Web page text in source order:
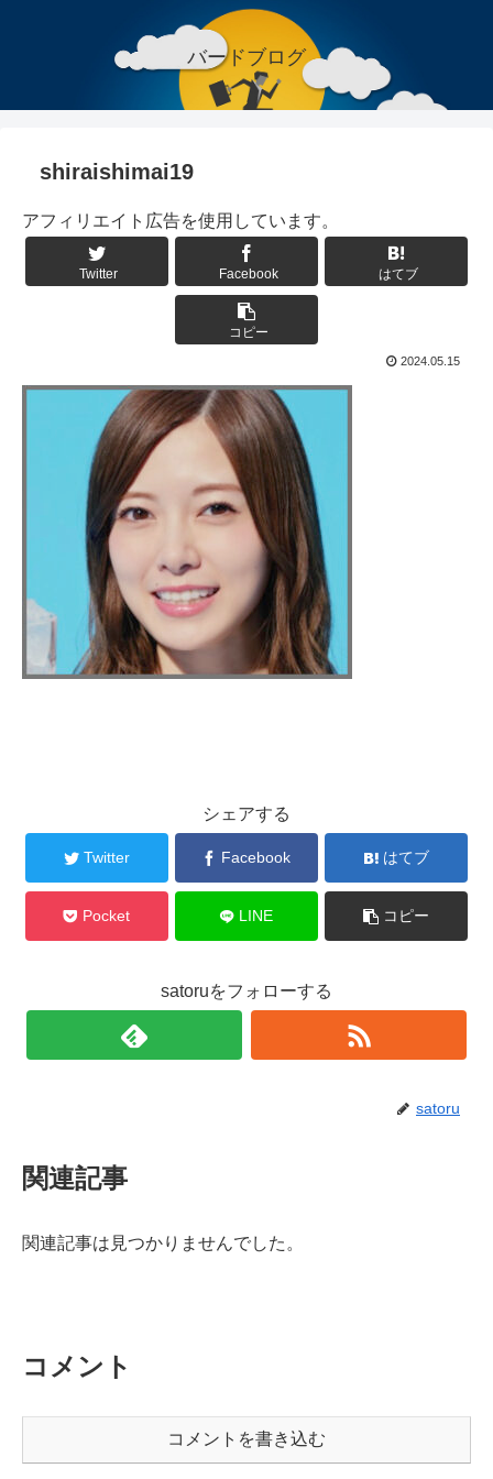
バードブログ
shiraishimai19
アフィリエイト広告を使用しています。
Twitter Facebook はてブ
コピー
2024.05.15
シェアする
Twitter Facebook はてブ
Pocket LINE コピー
satoruをフォローする
satoru
関連記事
関連記事は見つかりませんでした。
コメント
コメントを書き込む